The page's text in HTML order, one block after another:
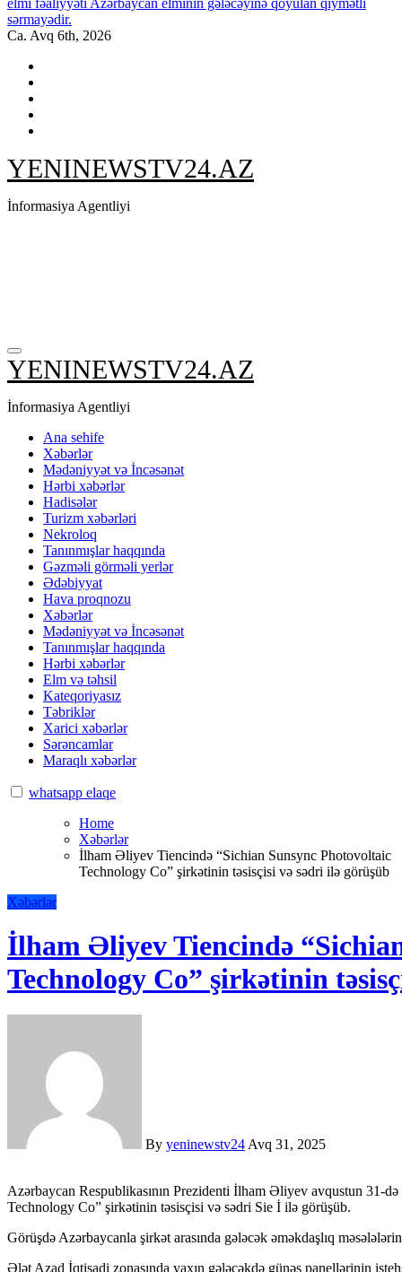
sərmayədir.
Ca. Avq 6th, 2026
YENINEWSTV24.AZ
İnformasiya Agentliyi
YENINEWSTV24.AZ
İnformasiya Agentliyi
Ana sehife
Xəbərlər
Mədəniyyət və İncəsənət
Hərbi xəbərlər
Hadisələr
Turizm xəbərləri
Nekroloq
Tanınmışlar haqqında
Gəzməli görməli yerlər
Ədəbiyyat
Hava proqnozu
Xəbərlər
Mədəniyyət və İncəsənət
Tanınmışlar haqqında
Hərbi xəbərlər
Elm və təhsil
Kateqoriyasız
Təbriklər
Xarici xəbərlər
Sərəncamlar
Maraqlı xəbərlər
whatsapp elaqe
Home
Xəbərlər
İlham Əliyev Tiencində “Sichian Sunsync Photovoltaic
Technology Co” şirkətinin təsisçisi və sədri ilə görüşüb
Xəbərlər
İlham Əliyev Tiencində
Technology Co” şirkətinin
By yeninewstv24 Avq 31, 2025
Azərbaycan Respublikasının Prezidenti İlham Əliyev avqustun 31-də Çinin Tiencin şəhərində “Sichian Sunsync Photovoltaic
Technology Co” şirkətinin təsisçisi və sədri Sie İ ilə görüşüb.
Görüşdə Azərbaycanla şirkət arasında gələcək əməkdaşlıq
Ələt Azad İqtisadi zonasında yaxın gələcəkdə günəş panellərinin